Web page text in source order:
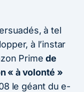
à tel
à l’instar
Primede
« à volonté »
le géant du e-